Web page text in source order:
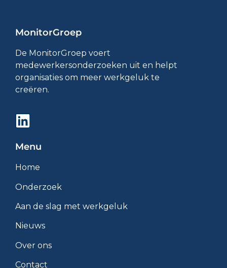
MonitorGroep
De MonitorGroep voert
medewerkersonderzoeken uit en helpt
organisaties om meer werkgeluk te
creëren.
Menu
Home
Onderzoek
Aan de slag met werkgeluk
Nieuws
Over ons
Contact